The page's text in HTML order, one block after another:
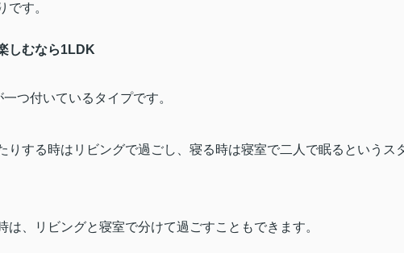
です。
しむなら1LDK
つ付いているタイプです。
りする時はリビングで過ごし、寝る時は寝室で二人で眠るというス
、リビングと寝室で分けて過ごすこともできます。